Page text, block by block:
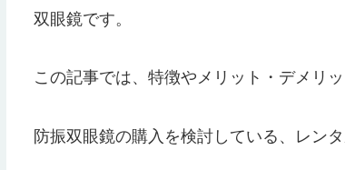
双眼鏡です。
この記事では、特徴やメリット・デメリ
防振双眼鏡の購入を検討している、レン